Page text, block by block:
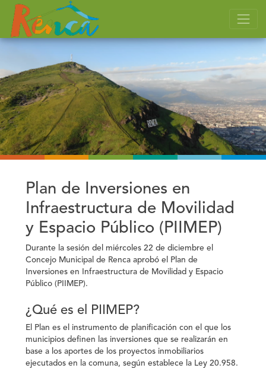
Plan de Inversiones en
Infraestructura de Movilidad
y Espacio Público (PIIMEP)
Durante la sesión del miércoles 22 de diciembre el
Concejo Municipal de Renca aprobó el Plan de
Inversiones en Infraestructura de Movilidad y Espacio
Público (PIIMEP).
¿Qué es el PIIMEP?
El Plan es el instrumento de planificación con el que los
municipios definen las inversiones que se realizarán en
base a los aportes de los proyectos inmobiliarios
ejecutados en la comuna, según establece la Ley 20.958.